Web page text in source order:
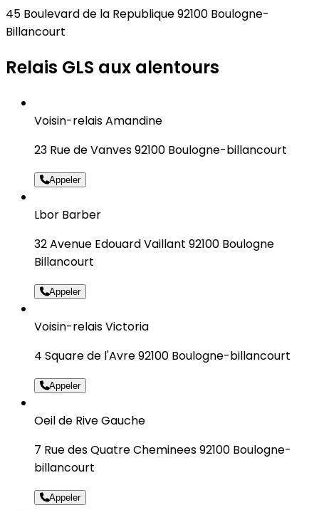
45 Boulevard de la Republique 92100 Boulogne-
Billancourt
Relais GLS aux alentours
Voisin-relais Amandine
23 Rue de Vanves 92100 Boulogne-billancourt
Appeler
Lbor Barber
32 Avenue Edouard Vaillant 92100 Boulogne
Billancourt
Appeler
Voisin-relais Victoria
4 Square de l'Avre 92100 Boulogne-billancourt
Appeler
Oeil de Rive Gauche
7 Rue des Quatre Cheminees 92100 Boulogne-
billancourt
Appeler